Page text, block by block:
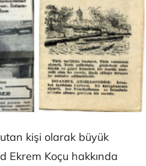
kişi olarak büyük
Ekrem Koçu hakkında